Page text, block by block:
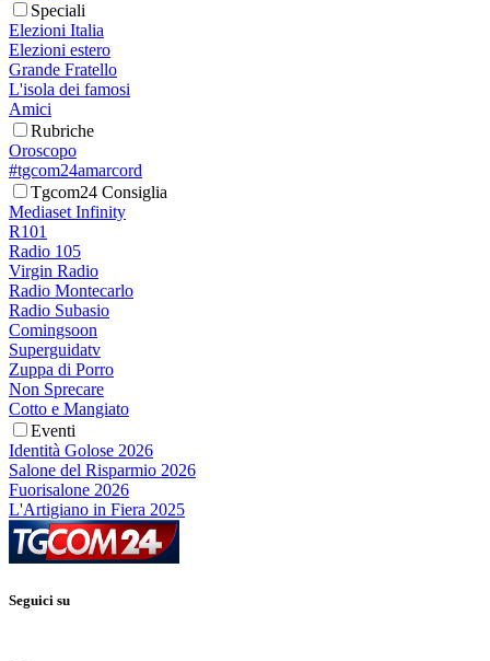
Speciali
Elezioni Italia
Elezioni estero
Grande Fratello
L'isola dei famosi
Amici
Rubriche
Oroscopo
#tgcom24amarcord
Tgcom24 Consiglia
Mediaset Infinity
R101
Radio 105
Virgin Radio
Radio Montecarlo
Radio Subasio
Comingsoon
Superguidatv
Zuppa di Porro
Non Sprecare
Cotto e Mangiato
Eventi
Identità Golose 2026
Salone del Risparmio 2026
Fuorisalone 2026
L'Artigiano in Fiera 2025
Seguici su